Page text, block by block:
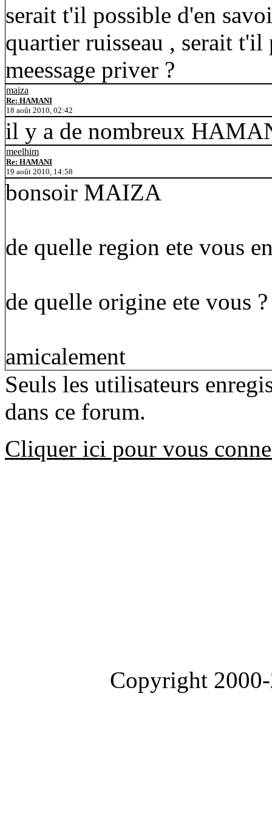
serait t'il possible d'en
quartier ruisseau , serait
meessage priver ?
maiza
Re: HAMANI
18 août 2010, 02:42
il y a de nombreux
meelhim
Re: HAMANI
19 août 2010, 14:58
bonsoir MAIZA
de quelle region ete vous
de quelle origine ete vous ?
amicalement
Seuls les utilisateurs
dans ce forum.
Cliquer ici pour vous
Copyright